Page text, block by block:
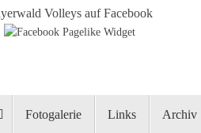
Volleys auf Facebook
Fotogalerie Links Archiv